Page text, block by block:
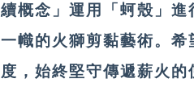
續概念」運用「蚵殼」
一幟的火獅剪黏藝術。
度，始終堅守傳遞薪火的